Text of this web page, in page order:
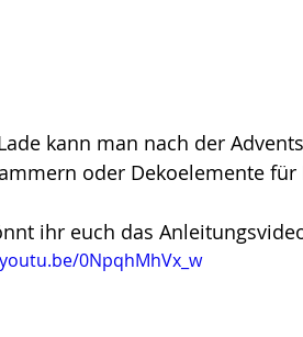
kann man nach der
oder Dekoelemente
ihr euch das
0NpqhMhVx_w